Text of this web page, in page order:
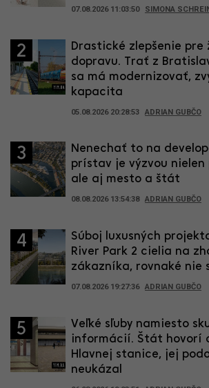
07.08.2026 11:03:50 SIMONA
2
Drastické zlepšenie pre
dopravu. Trať z
sa má modernizovať,
kapacita
05.08.2026 20:28:53 ADRIAN GUBČO
3
Nenechať to na
prístav je výzvou nielen
ale aj mesto a štát
08.08.2026 13:54:38 ADRIAN GUBČO
4
Súboj luxusných
River Park 2 cielia na
zákazníka, rovnaké nie
07.08.2026 19:27:36 ADRIAN GUBČO
5
Veľké sľuby namiesto
informácií. Štát hovorí
Hlavnej stanice, jej
neukázal